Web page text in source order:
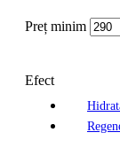
Preț minim
Efect